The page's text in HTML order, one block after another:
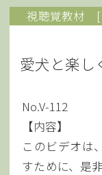
視聴覚教材
愛犬と楽し
No.V-112
【内容】
このビデオは
すために、是